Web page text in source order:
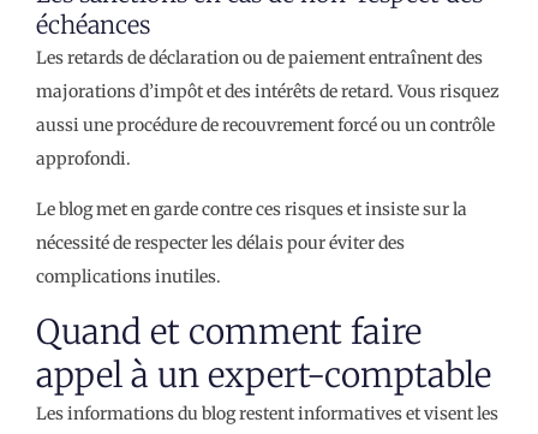
échéances
Les retards de déclaration ou de paiement entraînent des
majorations d’impôt et des intérêts de retard. Vous risquez
aussi une procédure de recouvrement forcé ou un contrôle
approfondi.
Le blog met en garde contre ces risques et insiste sur la
nécessité de respecter les délais pour éviter des
complications inutiles.
Quand et comment faire
appel à un expert-comptable
Les informations du blog restent informatives et visent les